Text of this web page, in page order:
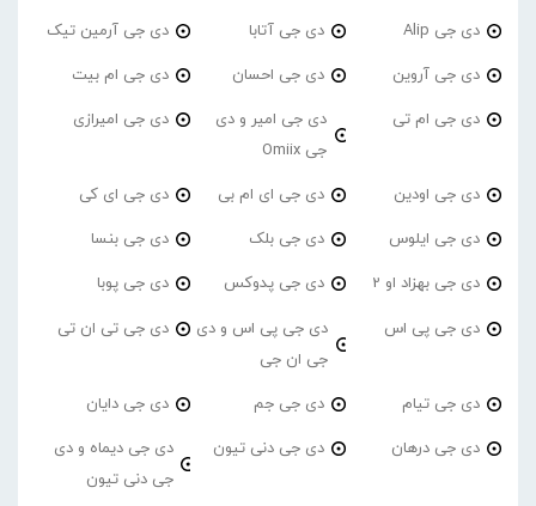
دی جی Alip دی جی آتابا دی جی آرمین تیک
دی جی آروین دی جی احسان دی جی ام بیت
دی جی ام تی
دی جی امیر و دی
جی Omiix
دی جی امیرازی
دی جی اودین دی جی ای ام بی دی جی ای کی
دی جی ایلوس دی جی بلک دی جی بنسا
دی جی بهزاد او 2 دی جی پدوکس دی جی پوبا
دی جی پی اس
دی جی پی اس و دی
جی ان جی
دی جی تی ان تی
دی جی تیام دی جی جم دی جی دایان
دی جی درهان دی جی دنی تیون
دی جی دیماه و دی
جی دنی تیون